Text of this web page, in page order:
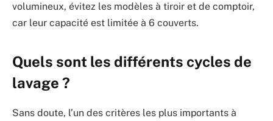
volumineux, évitez les modèles à tiroir et de comptoir,
car leur capacité est limitée à 6 couverts.
Quels sont les différents cycles de
lavage ?
Sans doute, l’un des critères les plus importants à